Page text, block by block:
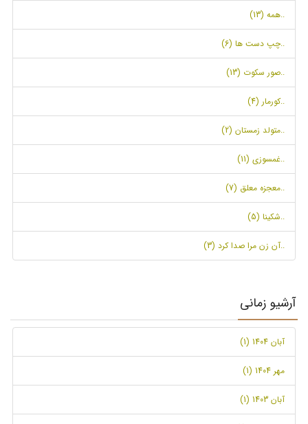
..همه (13)
..چپ دست ها (6)
..صور سکوت (13)
..کورمار (4)
..متولد زمستان (2)
..غمسوزی (11)
..معجزه معلق (7)
..شکینا (5)
..آن زن مرا صدا کرد (3)
آرشیو زمانی
آبان 1404 (1)
مهر 1404 (1)
آبان 1403 (1)